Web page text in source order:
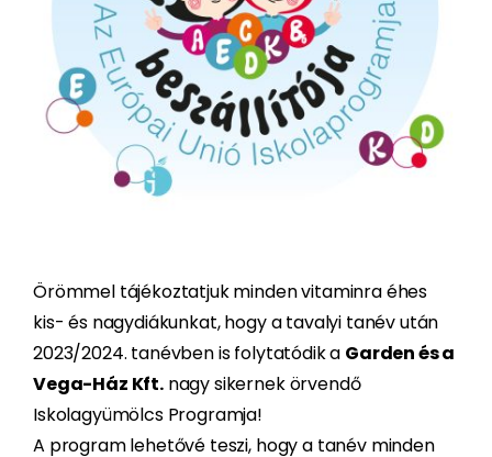
Örömmel tájékoztatjuk minden vitaminra éhes
kis- és nagydiákunkat, hogy a tavalyi tanév után
2023/2024. tanévben is folytatódik a Garden és a
Vega-Ház Kft.nagy sikernek örvendő
Iskolagyümölcs Programja!
A program lehetővé teszi, hogy a tanév minden